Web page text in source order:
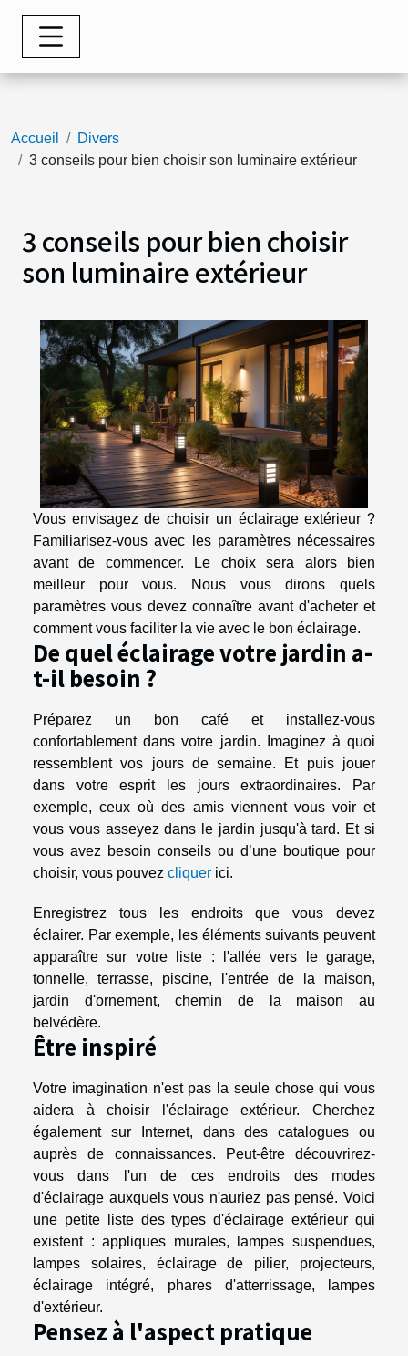
Accueil
Divers
3 conseils pour bien choisir son luminaire extérieur
3 conseils pour bien choisir
son luminaire extérieur
Vous envisagez de choisir un éclairage extérieur ?
Familiarisez-vous avec les paramètres nécessaires
avant de commencer. Le choix sera alors bien
meilleur pour vous. Nous vous dirons quels
paramètres vous devez connaître avant d'acheter et
comment vous faciliter la vie avec le bon éclairage.
De quel éclairage votre jardin a-
t-il besoin ?
Préparez un bon café et installez-vous
confortablement dans votre jardin. Imaginez à quoi
ressemblent vos jours de semaine. Et puis jouer
dans votre esprit les jours extraordinaires. Par
exemple, ceux où des amis viennent vous voir et
vous vous asseyez dans le jardin jusqu'à tard. Et si
vous avez besoin conseils ou d’une boutique pour
choisir, vous pouvez cliquer ici.
Enregistrez tous les endroits que vous devez
éclairer. Par exemple, les éléments suivants peuvent
apparaître sur votre liste : l'allée vers le garage,
tonnelle, terrasse, piscine, l'entrée de la maison,
jardin d'ornement, chemin de la maison au
belvédère.
Être inspiré
Votre imagination n'est pas la seule chose qui vous
aidera à choisir l'éclairage extérieur. Cherchez
également sur Internet, dans des catalogues ou
auprès de connaissances. Peut-être découvrirez-
vous dans l'un de ces endroits des modes
d'éclairage auxquels vous n'auriez pas pensé. Voici
une petite liste des types d'éclairage extérieur qui
existent : appliques murales, lampes suspendues,
lampes solaires, éclairage de pilier, projecteurs,
éclairage intégré, phares d'atterrissage, lampes
d'extérieur.
Pensez à l'aspect pratique